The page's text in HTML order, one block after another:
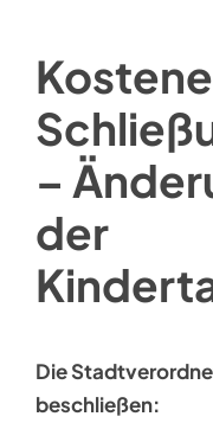
–
der
Die
beschließen: